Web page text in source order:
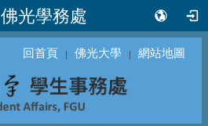
佛光學務處
回首頁 ｜ 佛光大學 ｜ 網站地圖